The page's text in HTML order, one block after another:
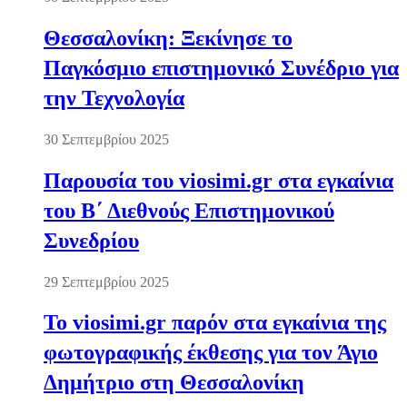
Θεσσαλονίκη: Ξεκίνησε το
Παγκόσμιο επιστημονικό Συνέδριο για
την Τεχνολογία
30 Σεπτεμβρίου 2025
Παρουσία του viosimi.gr στα εγκαίνια
του Β΄ Διεθνούς Επιστημονικού
Συνεδρίου
29 Σεπτεμβρίου 2025
Το viosimi.gr παρόν στα εγκαίνια της
φωτογραφικής έκθεσης για τον Άγιο
Δημήτριο στη Θεσσαλονίκη